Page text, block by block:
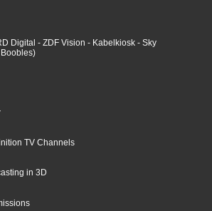
Digital - ZDF Vision - Kabelkiosk - Sky
)
TV Channels
in 3D